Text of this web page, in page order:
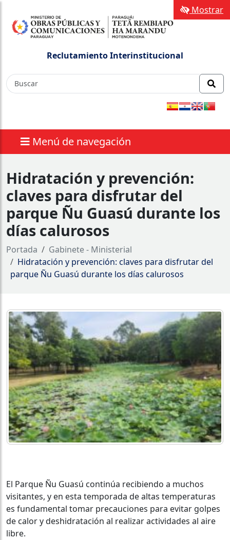
Reclutamiento Interinstitucional
Menú de navegación
Mostrar
Hidratación y prevención:
claves para disfrutar del
parque Ñu Guasú durante los
días calurosos
Portada
Gabinete - Ministerial
Hidratación y prevención: claves para disfrutar del
parque Ñu Guasú durante los días calurosos
El Parque Ñu Guasú continúa recibiendo a muchos
visitantes, y en esta temporada de altas temperaturas
es fundamental tomar precauciones para evitar golpes
de calor y deshidratación al realizar actividades al aire
libre.